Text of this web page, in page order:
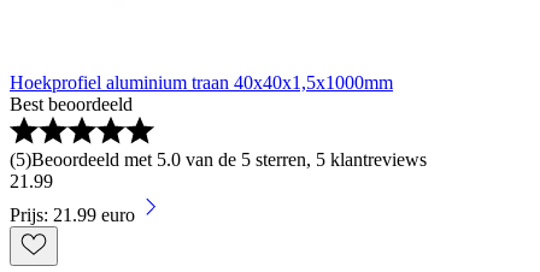
Hoekprofiel aluminium traan 40x40x1,5x1000mm
Best beoordeeld
(5)Beoordeeld met 5.0 van de 5 sterren, 5 klantreviews
21 .99
Prijs: 21.99 euro